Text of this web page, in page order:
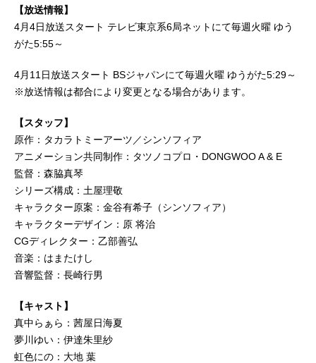
【放送情報】
4月4日放送スタート テレビ東京系6局ネットにて毎週火曜 ゆう
がた5:55～
4月11日放送スタート BSジャパンにて毎週火曜 ゆうがた5:29～
※放送情報は都合により変更となる場合があります。
【スタッフ】
原作：タカラトミーアーツ／シンソフィア
アニメーション共同制作：タツノコプロ・DONGWOO A & E
監督：森脇真琴
シリーズ構成：土屋理敬
キャラクター原案：金谷有希子（シンソフィア）
キャラクターデザイン：原 将治
CGディレクター：乙部善弘
音楽：はまたけし
音響監督：長崎行男
【キャスト】
真中らぁら：茜屋日海夏
夢川ゆい：伊達朱里紗
虹色にの：大地 葉